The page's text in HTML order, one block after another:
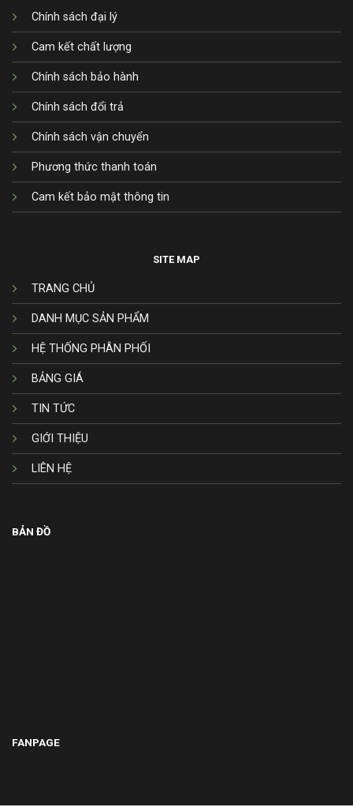
Chính sách đại lý
Cam kết chất lượng
Chính sách bảo hành
Chính sách đổi trả
Chính sách vận chuyển
Phương thức thanh toán
Cam kết bảo mật thông tin
SITE MAP
TRANG CHỦ
DANH MỤC SẢN PHẨM
HỆ THỐNG PHÂN PHỐI
BẢNG GIÁ
TIN TỨC
GIỚI THIỆU
LIÊN HỆ
BẢN ĐỒ
FANPAGE